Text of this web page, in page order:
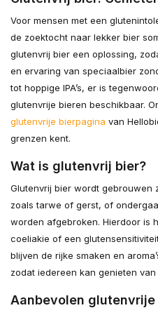
Voor mensen met een
de zoektocht naar lekker bier
glutenvrij bier een oplossing,
en ervaring van speciaalbier
tot hoppige IPA’s, er is
glutenvrije bieren beschikbaar.
glutenvrije bierpagina van
grenzen kent.
Wat is glutenvrij bier?
Glutenvrij bier wordt gebrouwen
zoals tarwe of gerst, of
worden afgebroken. Hierdoor is
coeliakie of een
blijven de rijke smaken en
zodat iedereen kan genieten
Aanbevolen